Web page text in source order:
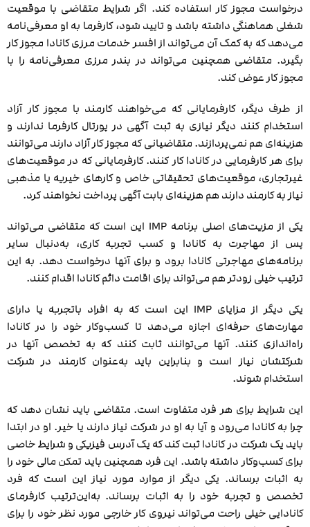
درخواست مجوز کار استفاده کند. اگر شرایط متقاضی با موقعیت
شغلی هماهنگی داشته باشد و تایید شود، کارفرما به او معرفی‌نامه
می‌دهد که به کمک آن می‌تواند از افسر خدمات مرزی کانادا مجوز کار
بگیرد. متقاضی همچنین می‌تواند در بندر مرزی معرفی‌نامه را با
مجوز کار عوض کند.
از طرف دیگر، کارفرمایانی که می‌خواهند کارمند با مجوز کار آزاد
استخدام کنند دیگر نیازی به ثبت آگهی در پورتال کارفرما ندارند و
هزینه‌ای هم نمی‌پردازند. متقاضیانی که مجوز کار آزاد دارند می‌توانند
برای هر کارفرمایی در کانادا کار کنند. کارفرمایانی که در موقعیت‌های
غیرتجاری، موقعیت‌های تحقیقاتی خاص و کارهای خیریه یا مذهبی
نیاز به کارمند دارند هم هزینه‌ای بابت آگهی پرداخت نخواهند کرد.
یکی از مزیت‌های اصلی برنامه IMP این است که متقاضی می‌تواند
پس از مهاجرت به کانادا و کسب تجربه کاری، به‌دنبال سایر
برنامه‌های مهاجرتی کانادا برود و برای آنها درخواست دهد. به این
ترتیب خیلی زودتر هم می‌تواند برای اقامت دائم کانادا اقدام کنند.
یکی دیگر از مزایای IMP این است که به افراد باتجربه یا دارای
مهارت‌های حرفه‌ای اجازه می‌دهد تا کسب‌وکار خود را در کانادا
راه‌اندازی کنند. آنها می‌توانند ثابت کنند که به تخصص آنها در
شرکتشان نیاز است و بنابراین باید به‌عنوان کارمند در شرکت
استخدام شوند.
این شرایط برای هر فرد متفاوت است. متقاضی باید نشان دهد که
چرا به کانادا می‌رود و آیا به او در شرکت نیاز دارند یا خیر. او در ابتدا
باید یک شرکت در کانادا ثبت کند که یک آدرس فیزیکی و شرایط خاصی
برای کسب‌وکار داشته باشد. این فرد همچنین باید تمکن مالی خود را
به اثبات برساند. یکی دیگر از موارد مورد نیاز این است که فرد
تخصص و تجربه خود را به اثبات برساند. به‌این‌ترتیب کارفرمای
کانادایی خیلی راحت می‌تواند نیروی کار خارجی مورد نظر خود را برای